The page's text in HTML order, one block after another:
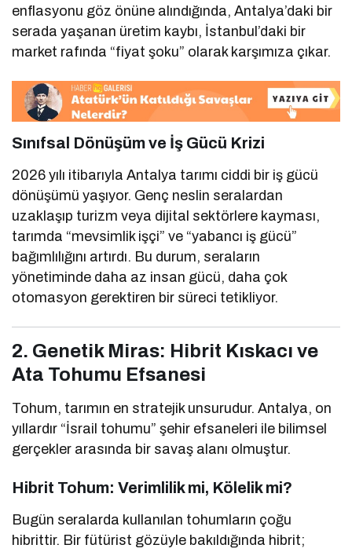
enflasyonu göz önüne alındığında, Antalya’daki bir
serada yaşanan üretim kaybı, İstanbul’daki bir
market rafında “fiyat şoku” olarak karşımıza çıkar.
Sınıfsal Dönüşüm ve İş Gücü Krizi
2026 yılı itibarıyla Antalya tarımı ciddi bir iş gücü
dönüşümü yaşıyor. Genç neslin seralardan
uzaklaşıp turizm veya dijital sektörlere kayması,
tarımda “mevsimlik işçi” ve “yabancı iş gücü”
bağımlılığını artırdı. Bu durum, seraların
yönetiminde daha az insan gücü, daha çok
otomasyon gerektiren bir süreci tetikliyor.
2. Genetik Miras: Hibrit Kıskacı ve
Ata Tohumu Efsanesi
Tohum, tarımın en stratejik unsurudur. Antalya, on
yıllardır “İsrail tohumu” şehir efsaneleri ile bilimsel
gerçekler arasında bir savaş alanı olmuştur.
Hibrit Tohum: Verimlilik mi, Kölelik mi?
Bugün seralarda kullanılan tohumların çoğu
hibrittir. Bir fütürist gözüyle bakıldığında hibrit;